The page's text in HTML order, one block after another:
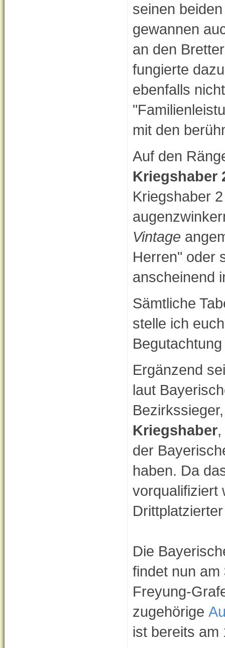
seinen
gewannen
an den
fungierte
ebenfalls
mit den
Auf den
Kriegshaber
Kriegshaber
Vintage
Herren" oder
anscheinend
Sämtliche
stelle ich
Ergänzend
laut
Kriegshaber,
der
haben. Da
vorqualifiziert
Die
findet nun am
Freyung-
zugehörige
ist bereits am